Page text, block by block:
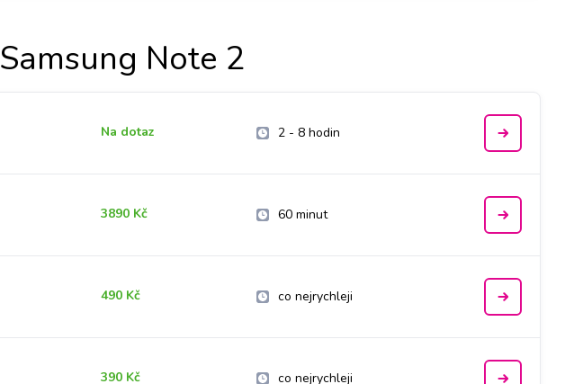
Samsung Note 2
Na dotaz 2 - 8 hodin
3890 Kč 60 minut
490 Kč co nejrychleji
390 Kč co nejrychleji